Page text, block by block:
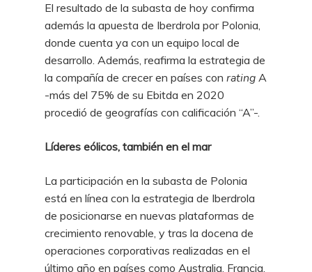
El resultado de la subasta de hoy confirma
además la apuesta de Iberdrola por Polonia,
donde cuenta ya con un equipo local de
desarrollo. Además, reafirma la estrategia de
la compañía de crecer en países con rating A
-más del 75% de su Ebitda en 2020
procedió de geografías con calificación “A”-.
Líderes eólicos, también en el mar
La participación en la subasta de Polonia
está en línea con la estrategia de Iberdrola
de posicionarse en nuevas plataformas de
crecimiento renovable, y tras la docena de
operaciones corporativas realizadas en el
último año en países como Australia, Francia,